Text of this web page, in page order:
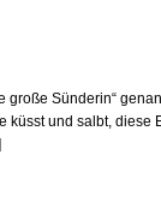
Sünderin“
küsst und salbt, diese